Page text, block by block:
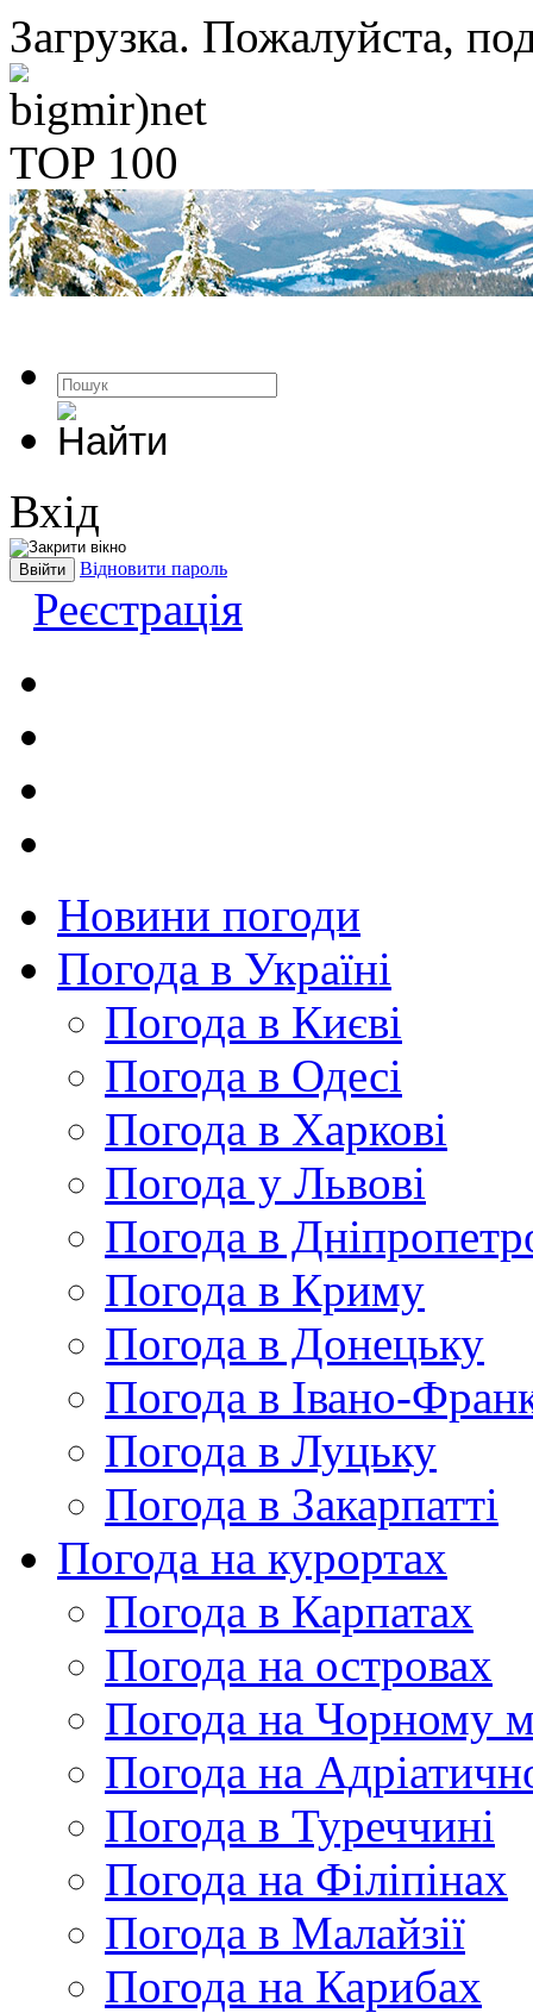
Загрузка. Пожалуйста,
Вхід
Відновити пароль
Реєстрація
Новини погоди
Погода в Україні
Погода в Києві
Погода в Одесі
Погода в Харкові
Погода у Львові
Погода в
Погода в Криму
Погода в Донецьку
Погода в Івано-
Погода в Луцьку
Погода в Закарпатті
Погода на курортах
Погода в Карпатах
Погода на островах
Погода на Чорному
Погода на
Погода в Туреччині
Погода на Філіпінах
Погода в Малайзії
Погода на Карибах